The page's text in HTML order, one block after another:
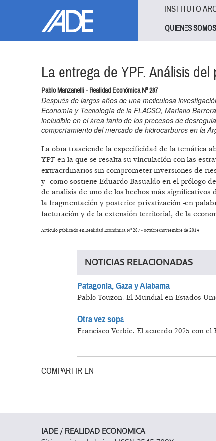
INSTITUTO
QUIENES SOMOS
La entrega de YPF. Análisis
Pablo Manzanelli - Realidad Económica Nº 287
Después de largos años de una meticulosa
Economía y Tecnología de la FLACSO, Mariano
ineludible en el área tanto de los procesos de
comportamiento del mercado de hidrocarburos en la
La obra trasciende la especificidad de la temática
YPF en la que se resalta su vinculación con las
extraordinarios sin comprometer inversiones de
y -como sostiene Eduardo Basualdo en el prólogo
de análisis de uno de los hechos más significativos
la fragmentación y posterior privatización -en
facturación y de la extensión territorial, de la
Artículo publicado en Realidad Económica Nº 287 - octubre/noviembre de 2014
NOTICIAS RELACIONADAS
Patagonia, Gaza y Alabama
Pablo Touzon. El Mundial en Estados
Otra vez sopa
Francisco Verbic. El acuerdo 2025 con el
COMPARTIR EN
IADE / REALIDAD ECONOMICA